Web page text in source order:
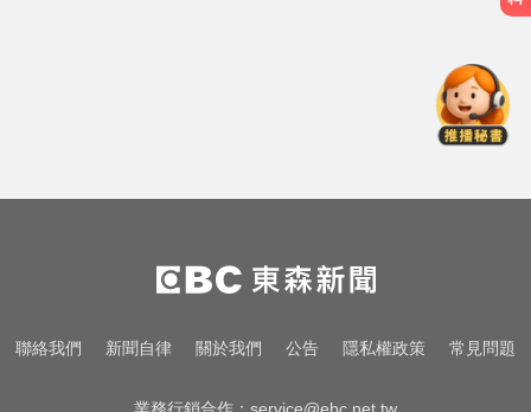
「折腰倒副駕」亡！
愛玩車／凱旋雙車登場 660新動力
更順暢
《唐伯虎》資深綠葉演員 黎彼得病
聯絡我們 新聞自律 關於我們 公告 隱私權政策 常見問題